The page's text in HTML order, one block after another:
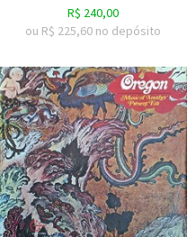
R$ 240,00
ou R$ 225,60 no depósito